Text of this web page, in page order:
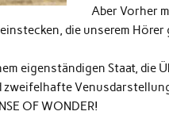
Aber Vorher
die unserem
eigenständigen Staat, die
zweifelhafte
OF WONDER!